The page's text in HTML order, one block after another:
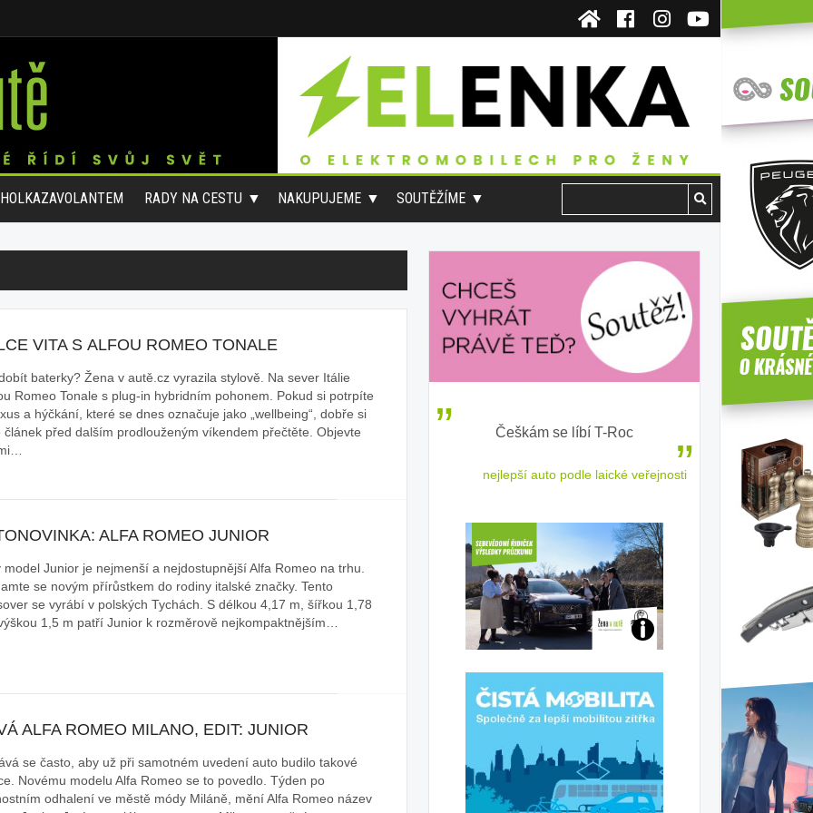
RADY NA CESTU NAKUPUJEME SOUTĚŽÍME
VITA S ALFOU ROMEO TONALE
baterky? Žena v autě.cz vyrazila stylově. Na sever Itálie
Romeo Tonale s plug-in hybridním pohonem. Pokud si potrpíte
a hýčkání, které se dnes označuje jako „wellbeing“, dobře si
článek před dalším prodlouženým víkendem přečtěte. Objevte
ALFA ROMEO JUNIOR
model Junior je nejmenší a nejdostupnější Alfa Romeo na trhu.
se novým přírůstkem do rodiny italské značky. Tento
se vyrábí v polských Tychách. S délkou 4,17 m, šířkou 1,78
1,5 m patří Junior k rozměrově nejkompaktnějším…
ALFA ROMEO MILANO, EDIT: JUNIOR
se často, aby už při samotném uvedení auto budilo takové
Novému modelu Alfa Romeo se to povedlo. Týden po
odhalení ve městě módy Miláně, mění Alfa Romeo název
iX3: auto roku z pohledu žen Jak pečovat o auto po zimě Češkám se líbí T-Roc
nejlepší auto podle laické veřejnosti
Jaké
ženy-
řidičky